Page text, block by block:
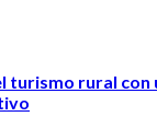
turismo rural